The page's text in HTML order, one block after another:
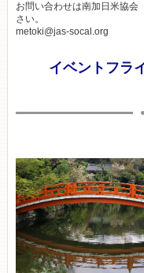
お問い合わせは南加日米協
さい。
metoki@jas-socal.org
イベントフラ